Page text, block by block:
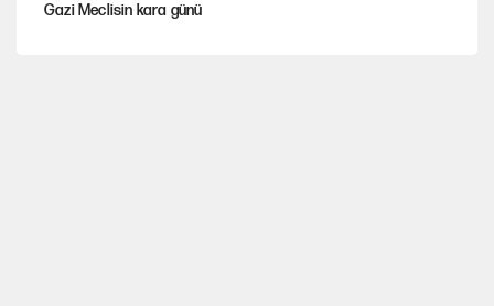
Gazi Meclisin kara günü